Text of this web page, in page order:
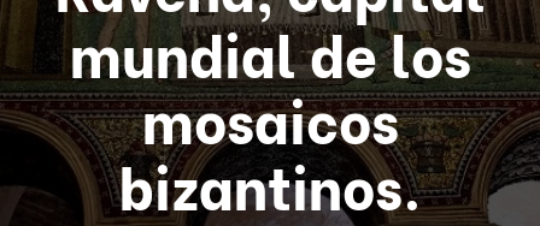
mundial de los
mosaicos
bizantinos.